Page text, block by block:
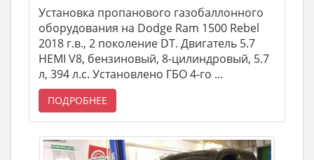
Установка пропанового газобаллонного
оборудования на Dodge Ram 1500 Rebel
2018 г.в., 2 поколение DT. Двигатель 5.7
HEMI V8, бензиновый, 8-цилиндровый, 5.7
л, 394 л.с. Установлено ГБО 4-го ...
ПОДРОБНЕЕ